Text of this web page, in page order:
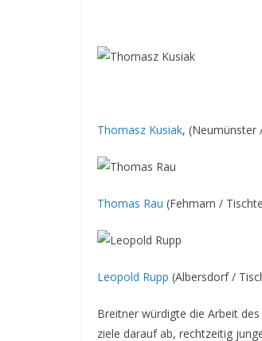
Thomasz Kusiak, (Neumünster
Thomas Rau (Fehmarn /
Leopold Rupp (Albersdorf /
Breitner würdigte die Arbeit
ziele darauf ab, rechtzeitig